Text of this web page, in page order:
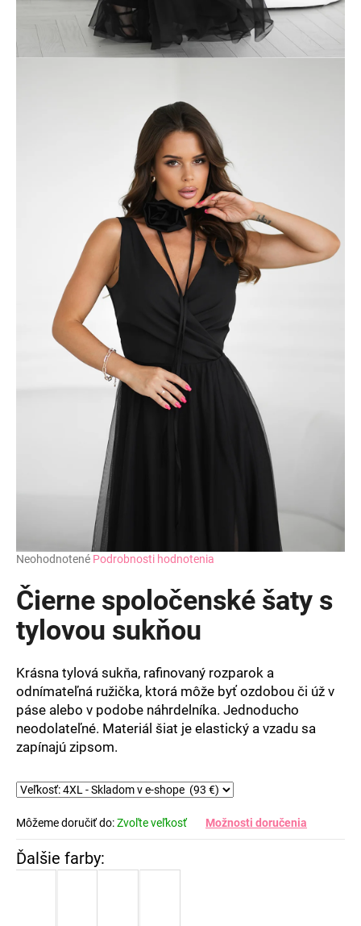
Priemerné
produktu
je
0,0
z
hviezdičiek.
Neohodnotené Podrobnosti hodnotenia
Čierne spoločenské šaty s
tylovou sukňou
Krásna tylová sukňa, rafinovaný rozparok a
odnímateľná ružička, ktorá môže byť ozdobou či úž v
páse alebo v podobe náhrdelníka. Jednoducho
neodolateľné. Materiál šiat je elastický a vzadu sa
zapínajú zipsom.
Môžeme doručiť do:Zvoľte veľkosť Možnosti doručenia